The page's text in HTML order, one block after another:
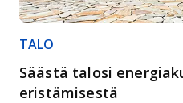
TALO
Säästä talosi
eristämisestä